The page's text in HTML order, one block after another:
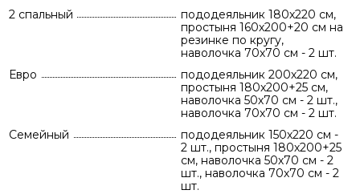
2 спальный
пододеяльник 180х220 см,
простыня 160х200+20 см на
резинке по кругу,
наволочка 70х70 см - 2 шт.
Евро
пододеяльник 200х220 см,
простыня 180х200+25 см,
наволочка 50х70 см - 2 шт.,
наволочка 70х70 см - 2 шт.
Семейный
пододеяльник 150х220 см -
2 шт., простыня 180х200+25
см, наволочка 50х70 см - 2
шт., наволочка 70х70 см - 2
шт.